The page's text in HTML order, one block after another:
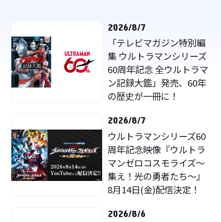
2026/8/7
「テレビマガジン特別編
集 ウルトラマンシリーズ
60周年記念 全ウルトラマ
ン記録大鑑」発売、60年
の歴史が一冊に！
2026/8/7
ウルトラマンシリーズ60
周年記念映像『ウルトラ
マンゼロコスモライズ～
集え！光の勇者たち～』
8月14日(金)配信決定！
2026/8/6